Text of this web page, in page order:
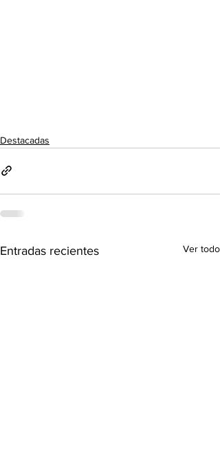
Destacadas
Entradas recientes Ver todo